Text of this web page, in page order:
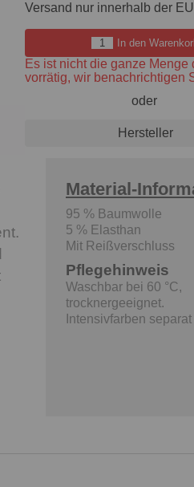
Versand nur innerhalb der
In den
Es ist nicht die ganze Menge
vorrätig, wir benachrichtigen
oder
Hersteller
Material-
95 % Baumwolle
5 % Elasthan
Mit Reißverschluss
Pflegehinweis
Waschbar bei 60 °C,
trocknergeeignet.
Intensivfarben